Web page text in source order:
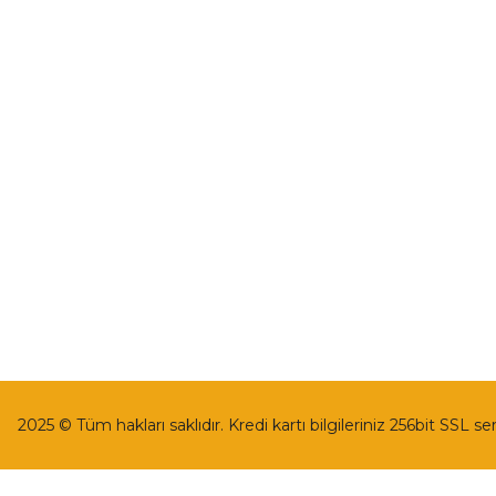
2025 © Tüm hakları saklıdır. Kredi kartı bilgileriniz 256bit SSL